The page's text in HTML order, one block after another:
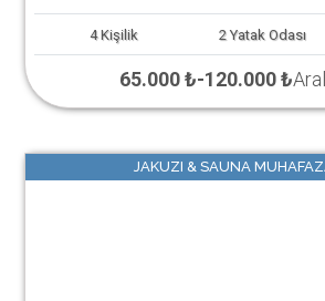
4 Kişilik 2 Yatak Odası
65.000 ₺-120.000 ₺
JAKUZI & SAUNA